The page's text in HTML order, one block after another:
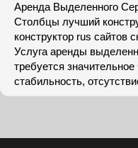
Аренда Выделенного
Столбцы лучший
конструктор rus сайтов
Услуга аренды
требуется
стабильность,